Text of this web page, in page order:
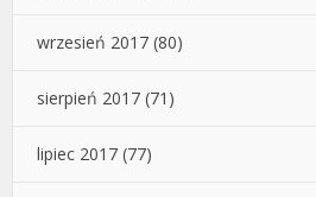
wrzesień 2017 (80)
sierpień 2017 (71)
lipiec 2017 (77)